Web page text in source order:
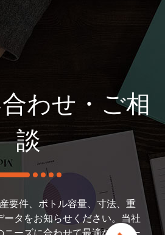
わせ・ご相
談
要件、ボトル容量、寸法、重
ータをお知らせください。当社
2. カスタ
ソリュ
お客様のご要望に応じ
様、業界の利点、付属品